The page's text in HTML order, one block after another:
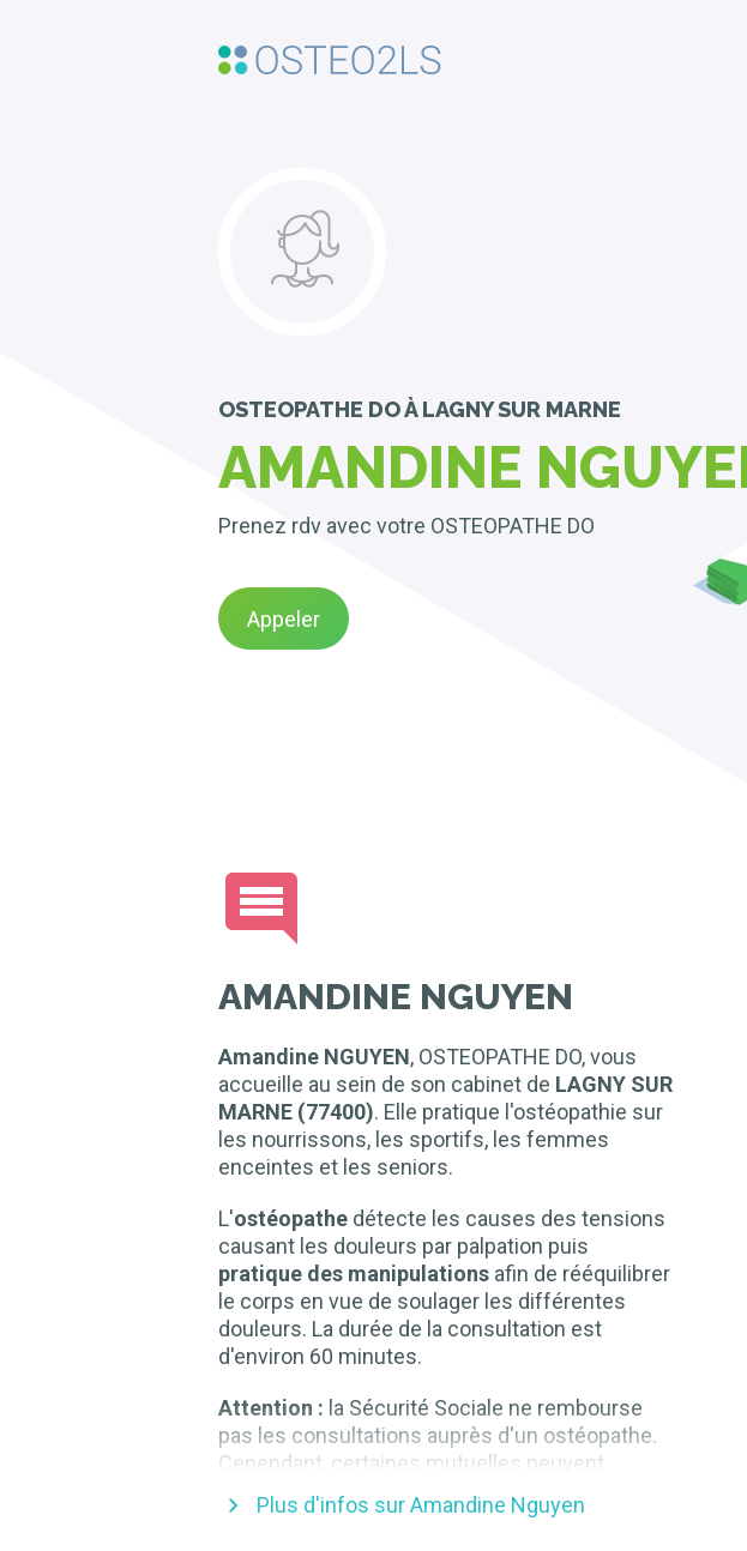
OSTEOPATHE DOÀ LAGNY SUR MARNE
AMANDINE
Prenez rdv avec votre OSTEOPATHE DO
Appeler
AMANDINE NGUYEN
Amandine NGUYEN, OSTEOPATHE DO, vous
accueille au sein de son cabinet de LAGNY SUR
MARNE (77400). Elle pratique l'ostéopathie sur
les nourrissons, les sportifs, les femmes
enceintes et les seniors.
L'ostéopathe détecte les causes des tensions
causant les douleurs par palpation puis
pratique des manipulations afin de rééquilibrer
le corps en vue de soulager les différentes
douleurs. La durée de la consultation est
d'environ 60 minutes.
Attention : la Sécurité Sociale ne rembourse
pas les consultations auprès d'un ostéopathe.
Cependant, certaines mutuelles peuvent
assurer une prise en charge partielle ou
complète des consultations. Pour connaître la
Plus d'infos sur Amandine Nguyen